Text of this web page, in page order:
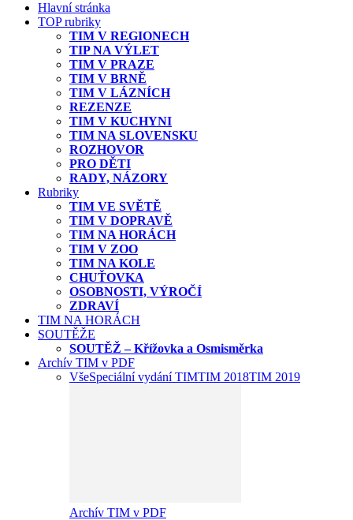
Hlavní stránka
TOP rubriky
TIM V REGIONECH
TIP NA VÝLET
TIM V PRAZE
TIM V BRNĚ
TIM V LÁZNÍCH
REZENZE
TIM V KUCHYNI
TIM NA SLOVENSKU
ROZHOVOR
PRO DĚTI
RADY, NÁZORY
Rubriky
TIM VE SVĚTĚ
TIM V DOPRAVĚ
TIM NA HORÁCH
TIM V ZOO
TIM NA KOLE
CHUŤOVKA
OSOBNOSTI, VÝROČÍ
ZDRAVÍ
TIM NA HORÁCH
SOUTĚŽE
SOUTĚŽ – Křížovka a Osmisměrka
Archív TIM v PDF
VšeSpeciální vydání TIMTIM 2018TIM 2019
Archív TIM v PDF